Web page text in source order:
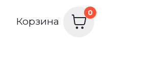
Корзина